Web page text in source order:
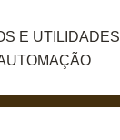
E UTILIDADES